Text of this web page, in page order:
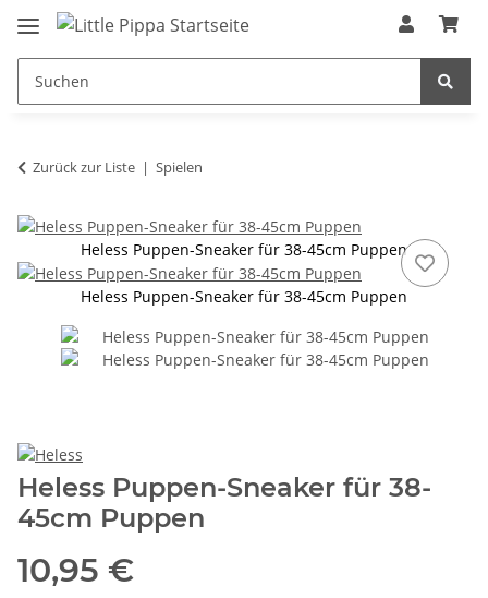
Zum Hauptinhalt springen
springen
Zurück zur Liste Spielen
Heless Puppen-Sneaker für 38-45cm Puppen
Heless Puppen-Sneaker für 38-45cm Puppen
Heless Puppen-Sneaker für 38-
45cm Puppen
10,95 €